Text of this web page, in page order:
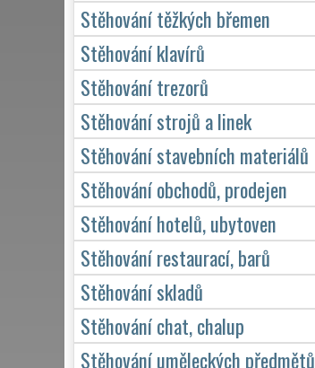
Stěhování těžkých břemen
Stěhování klavírů
Stěhování trezorů
Stěhování strojů a linek
Stěhování stavebních materiálů
Stěhování obchodů, prodejen
Stěhování hotelů, ubytoven
Stěhování restaurací, barů
Stěhování skladů
Stěhování chat, chalup
Stěhování uměleckých předmětů